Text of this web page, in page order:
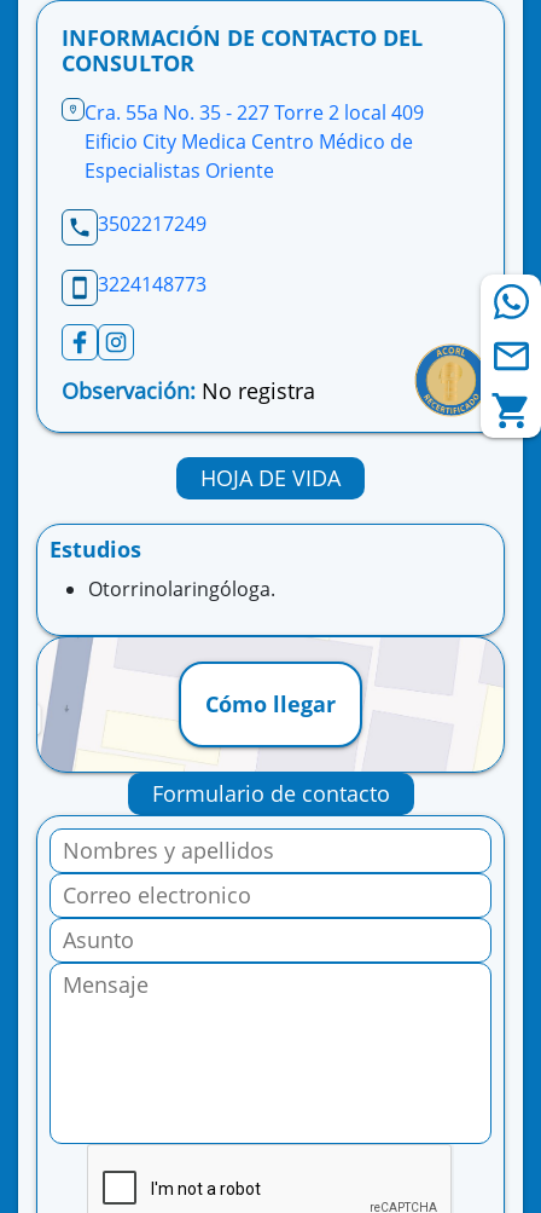
INFORMACIÓN DE CONTACTO DEL
CONSULTOR
Cra. 55a No. 35 - 227 Torre 2 local 409
Eificio City Medica Centro Médico de
Especialistas Oriente
3502217249
3224148773
Observación: No registra
HOJA DE VIDA
Estudios
Otorrinolaringóloga.
Cómo llegar
Formulario de contacto